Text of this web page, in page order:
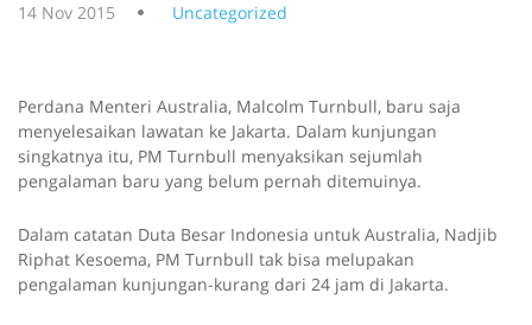
14 Nov 2015 Uncategorized
Perdana Menteri Australia, Malcolm Turnbull, baru saja
menyelesaikan lawatan ke Jakarta. Dalam kunjungan
singkatnya itu, PM Turnbull menyaksikan sejumlah
pengalaman baru yang belum pernah ditemuinya.
Dalam catatan Duta Besar Indonesia untuk Australia, Nadjib
Riphat Kesoema, PM Turnbull tak bisa melupakan
pengalaman kunjungan-kurang dari 24 jam di Jakarta.